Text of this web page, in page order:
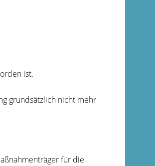
ist.
grundsätzlich nicht mehr
für die